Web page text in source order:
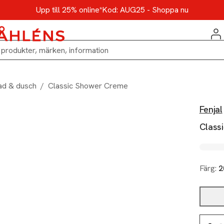
Upp till 25% online*Kod: AUG25 - Shoppa nu
& dusch / Classic Shower Creme
Fenjal
Färg: